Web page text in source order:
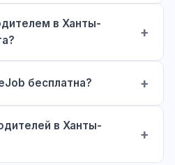
в Ханты-
бесплатна?
в Ханты-